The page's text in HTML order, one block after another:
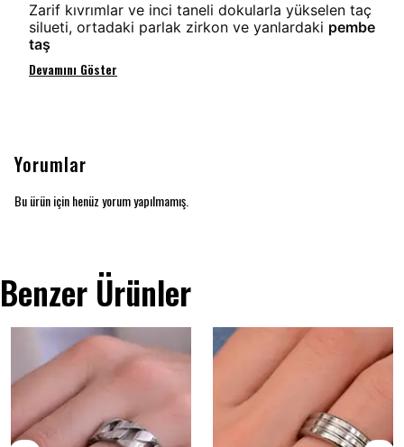
Zarif kıvrımlar ve inci taneli dokularla yükselen taç
silueti, ortadaki parlak zirkon ve yanlardaki pembe
taş
Devamını Göster
Yorumlar
Bu ürün için henüz yorum yapılmamış.
Benzer Ürünler